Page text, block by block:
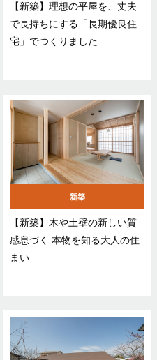
【新築】理想の平屋を、丈夫
で長持ちにする「長期優良住
宅」でつくりました
新築
【新築】木や土壁の新しい質
感息づく 本物を知る大人の住
まい